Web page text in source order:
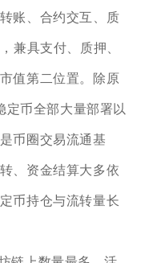
账、合约交互、质
兼具支付、质押、
值第二位置。除原
定币全部大量部署以
币圈交易流通基
、资金结算大多依
币持仓与流转量长